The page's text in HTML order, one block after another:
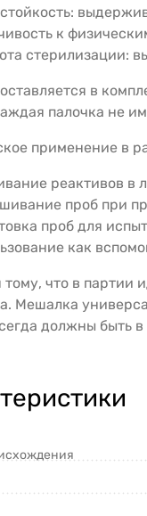
к
стерилизации:
в
палочка не
применение в
реактивов в
проб при
проб для
как
тому, что в партии
Мешалка
должны быть